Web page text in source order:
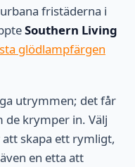
fristäderna i
Southern Living
glödlampfärgen
utrymmen; det får
de krymper in. Välj
skapa ett rymligt,
en etta att